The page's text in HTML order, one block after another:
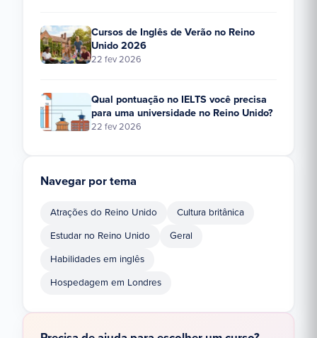
Cursos de Inglês de Verão no Reino
Unido 2026
22 fev 2026
Qual pontuação no IELTS você precisa
para uma universidade no Reino Unido?
22 fev 2026
Navegar por tema
Atrações do Reino Unido Cultura britânica
Estudar no Reino Unido Geral
Habilidades em inglês
Hospedagem em Londres